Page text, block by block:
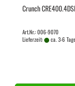
Crunch
Art.Nr.: 006-9070
Lieferzeit:
ca. 3-6